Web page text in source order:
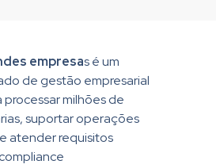
empresas é um
de gestão empresarial
milhões de
suportar operações
atender requisitos